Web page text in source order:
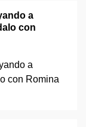
a
con